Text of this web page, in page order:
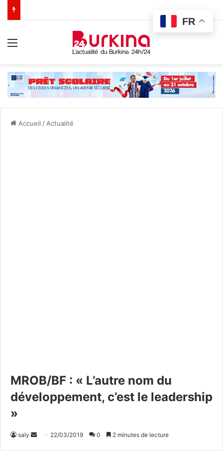
Accueil / Actualité
MROB/BF : « L’autre nom du
développement, c’est le leadership
»
saly 22/03/2019 0 2 minutes de lecture
FR